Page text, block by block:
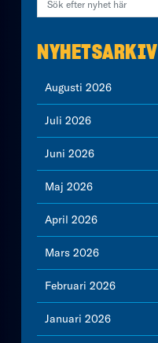
NYHETSARKIV
Augusti 2026
Juli 2026
Juni 2026
Maj 2026
April 2026
Mars 2026
Februari 2026
Januari 2026